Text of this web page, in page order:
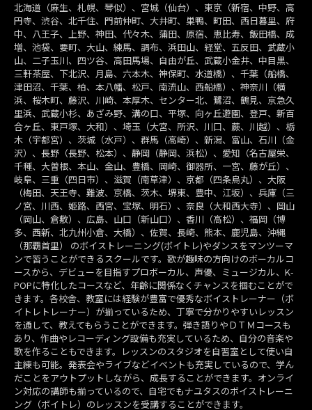
北海道（麻生、札幌、琴似）、宮城（仙台）、東京（新宿、中野、高
円寺、渋谷、北千住、門前仲町、大井町、巣鴨、町田、西日暮里、府
中、八王子、上野、神田、代々木、蒲田、原宿、恵比寿、飯田橋、成
増、池袋、要町、大山、練馬、調布、浜田山、経堂、五反田、武蔵小
山、二子玉川、四ツ谷、高田馬場、自由が丘、武蔵小金井、中目黒、
三軒茶屋、下北沢、月島、六本木、神保町、水道橋）、千葉（船橋、
津田沼、千葉、柏、本八幡、松戸、南流山、西船橋）、神奈川（横
浜、桜木町、藤沢、川崎、本厚木、センター北、鷺沼、鶴見、京急久
里浜、武蔵小杉、あざみ野、溝の口、平塚、向ヶ丘遊園、登戸、新百
合ヶ丘、東戸塚、大和）、埼玉（大宮、所沢、川口、蕨、川越）、栃
木（宇都宮）、茨城（水戸）、群馬（高崎）、新潟、富山、石川（金
沢）、長野（長野、松本）、静岡（静岡、浜松）、愛知（名古屋栄、
千種、大曽根、本山、金山、豊橋、岡崎、御器所、一宮、藤が丘）、
岐阜、三重（四日市）、滋賀（南草津）、京都（四条烏丸）、大阪
（梅田、天王寺、難波、京橋、茨木、堺東、豊中、江坂）、兵庫（三
ノ宮、川西、姫路、西宮、宝塚、明石）、奈良（大和西大寺）、岡山
（岡山、倉敷）、広島、山口（新山口）、香川（高松）、福岡（博
多、西新、北九州小倉、大橋）、佐賀、長崎、熊本、鹿児島、沖縄
（那覇首里） のボイストレーニング(ボイトレ)やダンスをマンツーマ
ンで習うことができるスクールです。歌が趣味の方向けのボーカルコ
ースから、デビューを目指すプロボーカル、声優、ミュージカル、K-
POPに特化したコースなど、年齢に関係なくチャンスを掴むことがで
きます。各校舎、教室には経験が豊富で優秀なボイストレーナー（ボ
イトレトレーナー）が揃っているため、丁寧で分かりやすいレッスン
を通して、教えてもらうことができます。弾き語りやＤＴＭコースも
あり、作曲やレコーディング設備も充実しているため、自分の音楽や
歌を作ることもできます。レッスンのスタジオを自習室として使い自
主練も可能。発表会やライブなどイベントも充実しているので、学ん
だことをアウトプットしながら、成長することができます。オンライ
ン対応の講師も揃っているので、自宅でもナユタスのボイストレーニ
ング（ボイトレ）のレッスンを受講することができます。